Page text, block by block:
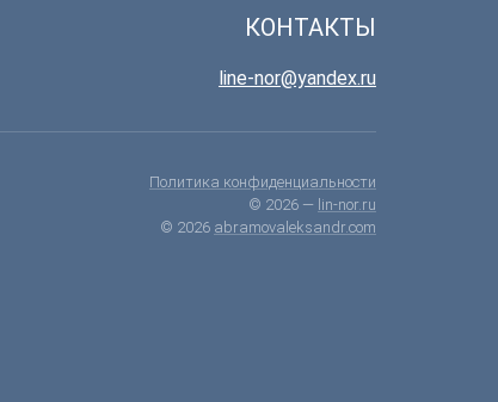
КОНТАКТЫ
line-nor@yandex.ru
Политика конфиденциальности
© 2026 — lin-nor.ru
© 2026 abramovaleksandr.com